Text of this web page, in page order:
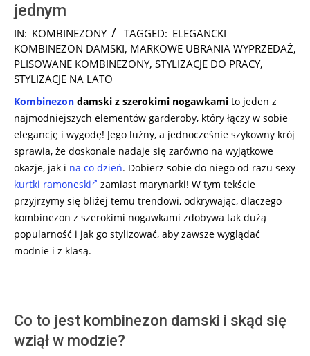
jednym
2024-
08-
30
IN: KOMBINEZONY TAGGED: ELEGANCKI
KOMBINEZON DAMSKI, MARKOWE UBRANIA WYPRZEDAŻ,
PLISOWANE KOMBINEZONY, STYLIZACJE DO PRACY,
STYLIZACJE NA LATO
Kombinezon damski z szerokimi nogawkami to jeden z
najmodniejszych elementów garderoby, który łączy w sobie
elegancję i wygodę! Jego luźny, a jednocześnie szykowny krój
sprawia, że doskonale nadaje się zarówno na wyjątkowe
okazje, jak i na co dzień. Dobierz sobie do niego od razu sexy
kurtki ramoneski
zamiast marynarki! W tym tekście
przyjrzymy się bliżej temu trendowi, odkrywając, dlaczego
kombinezon z szerokimi nogawkami zdobywa tak dużą
popularność i jak go stylizować, aby zawsze wyglądać
modnie i z klasą.
Co to jest kombinezon damski i skąd się
wziął w modzie?